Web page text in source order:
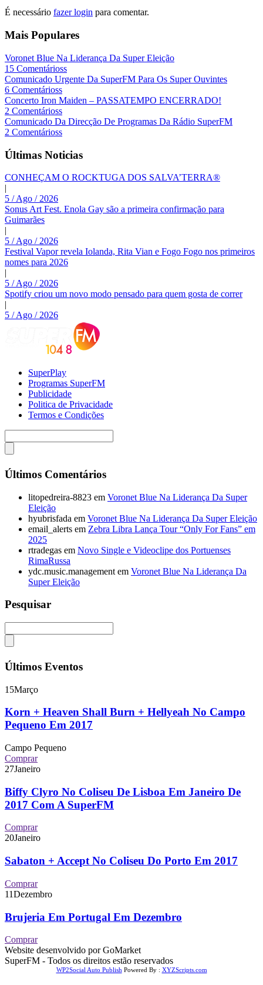
É necessário fazer login para comentar.
Mais Populares
Voronet Blue Na Liderança Da Super Eleição
15 Comentárioss
Comunicado Urgente Da SuperFM Para Os Super Ouvintes
6 Comentárioss
Concerto Iron Maiden – PASSATEMPO ENCERRADO!
2 Comentárioss
Comunicado Da Direcção De Programas Da Rádio SuperFM
2 Comentárioss
Últimas Noticias
CONHEÇAM O ROCKTUGA DOS SALVA’TERRA®
|
5 / Ago / 2026
Sonus Art Fest. Enola Gay são a primeira confirmação para
Guimarães
|
5 / Ago / 2026
Festival Vapor revela Iolanda, Rita Vian e Fogo Fogo nos primeiros
nomes para 2026
|
5 / Ago / 2026
Spotify criou um novo modo pensado para quem gosta de correr
|
5 / Ago / 2026
SuperPlay
Programas SuperFM
Publicidade
Politica de Privacidade
Termos e Condições
Últimos Comentários
litopedreira-8823 em Voronet Blue Na Liderança Da Super
Eleição
hyubrisfada em Voronet Blue Na Liderança Da Super Eleição
email_alerts em Zebra Libra Lança Tour “Only For Fans” em
2025
rtradegas em Novo Single e Videoclipe dos Portuenses
RimaRussa
ydc.music.management em Voronet Blue Na Liderança Da
Super Eleição
Pesquisar
Últimos Eventos
15Março
Korn + Heaven Shall Burn + Hellyeah No Campo
Pequeno Em 2017
Campo Pequeno
Comprar
27Janeiro
Biffy Clyro No Coliseu De Lisboa Em Janeiro De
2017 Com A SuperFM
Comprar
20Janeiro
Sabaton + Accept No Coliseu Do Porto Em 2017
Comprar
11Dezembro
Brujeria Em Portugal Em Dezembro
Comprar
Website desenvolvido por GoMarket
SuperFM - Todos os direitos estão reservados
WP2Social Auto Publish Powered By : XYZScripts.com